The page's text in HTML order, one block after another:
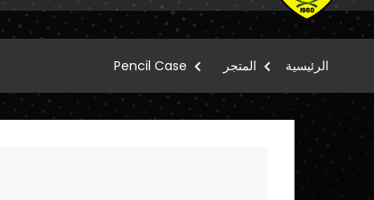
الرئيسية المتجر Pencil Case